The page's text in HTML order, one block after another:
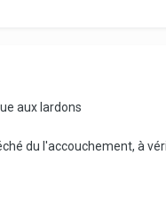
aux lardons
du l'accouchement, à